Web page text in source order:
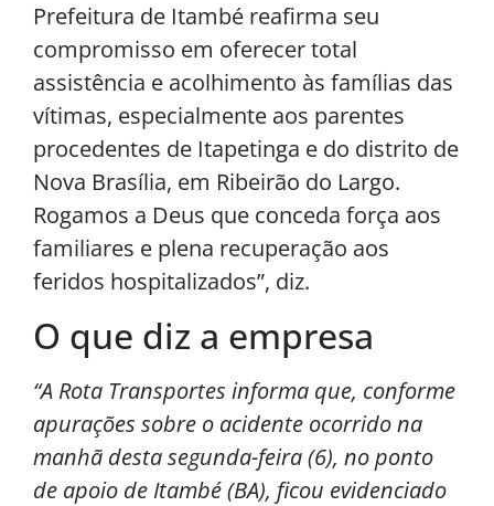
Prefeitura de Itambé reafirma seu
compromisso em oferecer total
assistência e acolhimento às famílias das
vítimas, especialmente aos parentes
procedentes de Itapetinga e do distrito de
Nova Brasília, em Ribeirão do Largo.
Rogamos a Deus que conceda força aos
familiares e plena recuperação aos
feridos hospitalizados”, diz.
O que diz a empresa
“A Rota Transportes informa que, conforme
apurações sobre o acidente ocorrido na
manhã desta segunda-feira (6), no ponto
de apoio de Itambé (BA), ficou evidenciado